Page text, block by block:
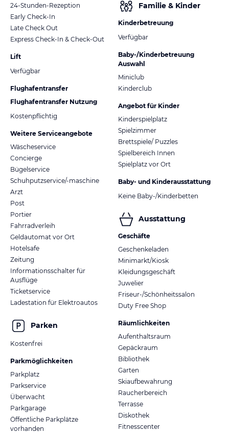
24-Stunden-Rezeption
Early Check-In
Late Check Out
Express Check-In & Check-Out
Lift
Verfügbar
Flughafentransfer
Flughafentransfer Nutzung
Kostenpflichtig
Weitere Serviceangebote
Wäscheservice
Concierge
Bügelservice
Schuhputzservice/-maschine
Arzt
Post
Portier
Fahrradverleih
Geldautomat vor Ort
Hotelsafe
Zeitung
Informationsschalter für
Ausflüge
Ticketservice
Ladestation für Elektroautos
Parken
Kostenfrei
Parkmöglichkeiten
Parkplatz
Parkservice
Überwacht
Parkgarage
Öffentliche Parkplätze
vorhanden
Familie & Kinder
Kinderbetreuung
Verfügbar
Baby-/Kinderbetreuung
Auswahl
Miniclub
Kinderclub
Angebot für Kinder
Kinderspielplatz
Spielzimmer
Brettspiele/ Puzzles
Spielbereich Innen
Spielplatz vor Ort
Baby- und Kinderausstattung
Keine Baby-/Kinderbetten
Ausstattung
Geschäfte
Geschenkeladen
Minimarkt/Kiosk
Kleidungsgeschäft
Juwelier
Friseur-/Schönheitssalon
Duty Free Shop
Räumlichkeiten
Aufenthaltsraum
Gepäckraum
Bibliothek
Garten
Skiaufbewahrung
Raucherbereich
Terrasse
Diskothek
Fitnesscenter